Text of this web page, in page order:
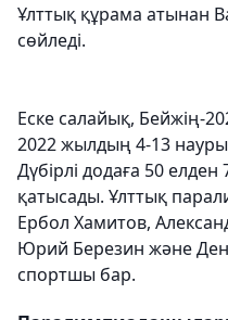
Ұлттық құрама атынан
сөйледі.
Еске салайық, Бейжің-
2022 жылдың 4-13
Дүбірлі додаға 50
қатысады. Ұлттық
Ербол Хамитов,
Юрий Березин және
спортшы бар.